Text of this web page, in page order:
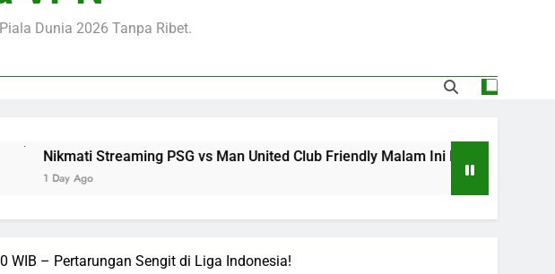
Malam Ini Pukul 19.00 WIB Menghadirkan Berita Terbaru Duel
Persahabatan Dua Klub Terkenal Dari Inggris Dan Jerman
Dunia 2026 Tanpa Ribet.
PSG vs Man United Club Friendly Malam Ini Pukul 22.00 WIB Bersama
– Pertarungan Sengit di Liga Indonesia!